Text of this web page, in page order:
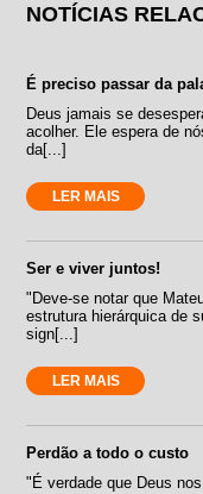
NOTÍCIAS
É preciso passar da
Deus jamais se
acolher. Ele espera de
da[...]
LER MAIS
Ser e viver juntos!
"Deve-se notar que
estrutura hierárquica de
sign[...]
LER MAIS
Perdão a todo o custo
"É verdade que Deus